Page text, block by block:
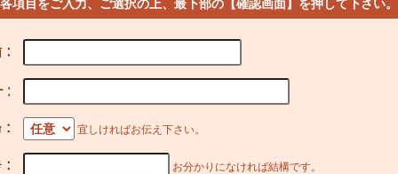
項目をご入力、ご選択の上、最下部の【確認画面】を押して下さい
宜しければお伝え下さい。
お分かりになければ結構です。